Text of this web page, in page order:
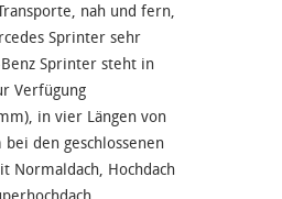
nah und fern,
Sprinter sehr
Sprinter steht in
Verfügung
in vier Längen von
den geschlossenen
Normaldach, Hochdach